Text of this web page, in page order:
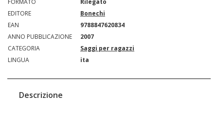
FORMATO
Rilegato
EDITORE
Bonechi
EAN
9788847620834
ANNO PUBBLICAZIONE
2007
CATEGORIA
Saggi per ragazzi
LINGUA
ita
Descrizione